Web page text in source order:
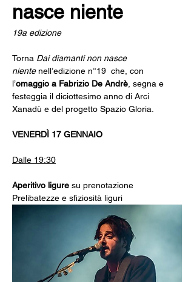
nasce niente
19a edizione
Torna Dai diamanti non nasce
niente nell’edizione n°19  che, con
l’omaggio a Fabrizio De Andrè , segna e
festeggia il diciottesimo anno di Arci
Xanadù e del progetto Spazio Gloria.
VENERDÌ 17 GENNAIO
Dalle 19:30
Aperitivo ligure su prenotazione
Prelibatezze e sfiziosità liguri